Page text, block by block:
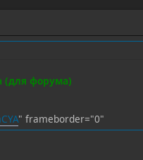
(для форума)
" frameborder="0"